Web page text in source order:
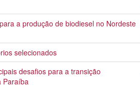
a produção de biodiesel no Nordeste
selecionados
desafios para a transição
Paraíba